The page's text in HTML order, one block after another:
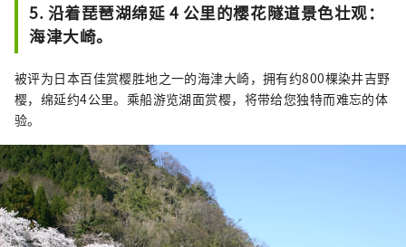
5. 沿着琵琶湖绵延 4 公里的樱花隧道景色壮观：
海津大崎。
被评为日本百佳赏樱胜地之一的海津大崎，拥有约800棵染井吉野
樱，绵延约4公里。乘船游览湖面赏樱，将带给您独特而难忘的体
验。